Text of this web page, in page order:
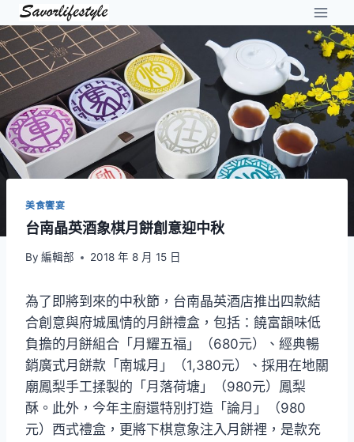
Skip
to
content
美食饗宴
台南晶英酒象棋月餅創意迎中秋
By 編輯部 2018 年 8 月 15 日
為了即將到來的中秋節，台南晶英酒店推出四款結
合創意與府城風情的月餅禮盒，包括：饒富韻味低
負擔的月餅組合「月耀五福」（680元）、經典暢
銷廣式月餅款「南城月」（1,380元）、採用在地關
廟鳳梨手工揉製的「月落荷塘」（980元）鳳梨
酥。此外，今年主廚還特別打造「論月」（980
元）西式禮盒，更將下棋意象注入月餅裡，是款充